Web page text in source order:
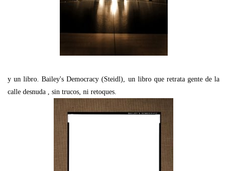
y un libro. Bailey's Democracy (Steidl), un libro que retrata gente de la
calle desnuda , sin trucos, ni retoques.